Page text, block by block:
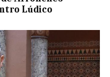
Lúdico